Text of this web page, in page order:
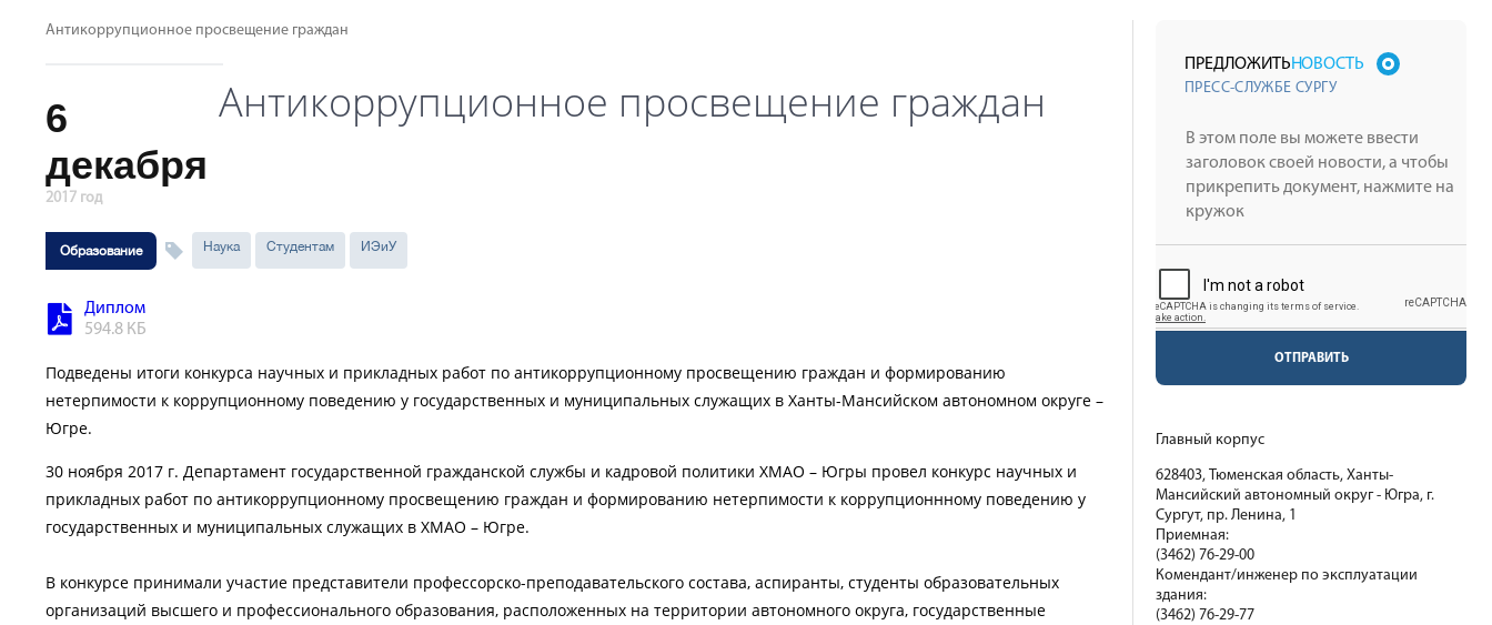
Антикоррупционное просвещение граждан
6
декабря
2017 год
Антикоррупционное просвещение граждан
Образование Наука Студентам ИЭиУ
Диплом
594.8 КБ
Подведены итоги конкурса научных и прикладных работ по антикоррупционному просвещению граждан и формированию
нетерпимости к коррупционному поведению у государственных и муниципальных служащих в Ханты-Мансийском автономном округе –
Югре.
30 ноября 2017 г. Департамент государственной гражданской службы и кадровой политики ХМАО – Югры провел конкурс научных и
прикладных работ по антикоррупционному просвещению граждан и формированию нетерпимости к коррупционнному поведению у
государственных и муниципальных служащих в ХМАО – Югре.
В конкурсе принимали участие представители профессорско-преподавательского состава, аспиранты, студенты образовательных
организаций высшего и профессионального образования, расположенных на территории автономного округа, государственные
ПРЕДЛОЖИТЬНОВОСТЬ
ПРЕСС-СЛУЖБЕ СУРГУ
ОТПРАВИТЬ
Главный корпус
628403, Тюменская область, Ханты-
Мансийский автономный округ - Югра, г.
Сургут, пр. Ленина, 1
Приемная:
(3462) 76-29-00
Комендант/инженер по эксплуатации
здания:
(3462) 76-29-77